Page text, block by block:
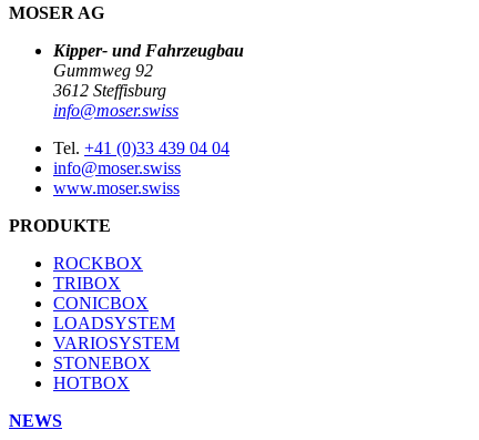
MOSER AG
Kipper- und Fahrzeugbau
Gummweg 92
3612 Steffisburg
info@moser.swiss
Tel. +41 (0)33 439 04 04
info@moser.swiss
www.moser.swiss
PRODUKTE
ROCKBOX
TRIBOX
CONICBOX
LOADSYSTEM
VARIOSYSTEM
STONEBOX
HOTBOX
NEWS